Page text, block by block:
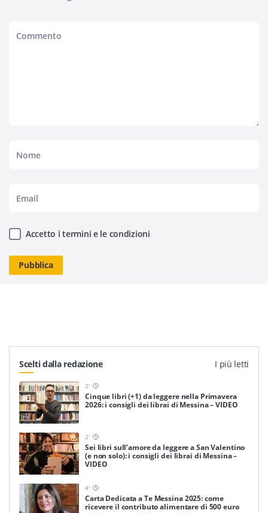
Accetto i termini e le condizioni
Scelti dalla redazione I più letti
2'
Cinque libri (+1) da leggere nella Primavera
2026: i consigli dei librai di Messina – VIDEO
2'
Sei libri sull’amore da leggere a San Valentino
(e non solo): i consigli dei librai di Messina –
VIDEO
4'
Carta Dedicata a Te Messina 2025: come
ricevere il contributo alimentare di 500 euro